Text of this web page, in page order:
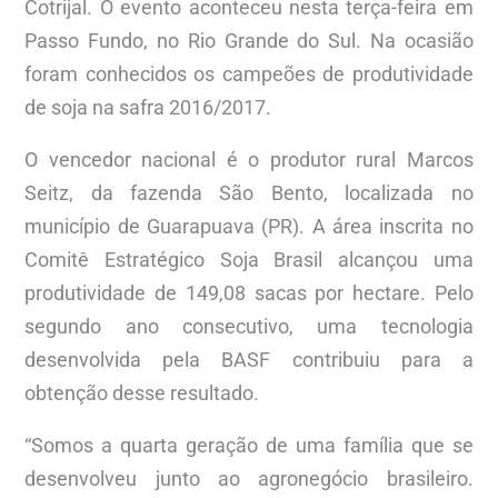
Cotrijal. O evento aconteceu nesta terça-feira em
Passo Fundo, no Rio Grande do Sul. Na ocasião
foram conhecidos os campeões de produtividade
de soja na safra 2016/2017.
O vencedor nacional é o produtor rural Marcos
Seitz, da fazenda São Bento, localizada no
município de Guarapuava (PR). A área inscrita no
Comitê Estratégico Soja Brasil alcançou uma
produtividade de 149,08 sacas por hectare. Pelo
segundo ano consecutivo, uma tecnologia
desenvolvida pela BASF contribuiu para a
obtenção desse resultado.
“Somos a quarta geração de uma família que se
desenvolveu junto ao agronegócio brasileiro.